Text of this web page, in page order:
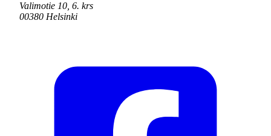
Valimotie 10, 6. krs
00380 Helsinki